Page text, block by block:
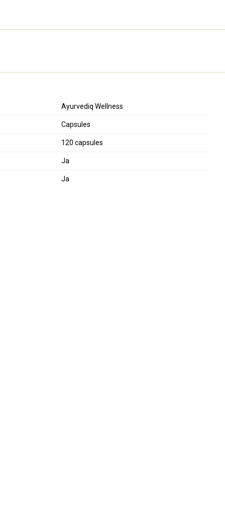
Ayurvediq Wellness
Capsules
120 capsules
Ja
Ja